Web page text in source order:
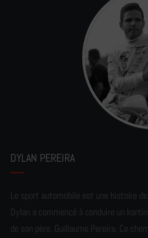
DYLAN PEREIRA
Le sport automobile est une histoire
Dylan a commencé à conduire un
de son père, Guillaume Pereira. Ce